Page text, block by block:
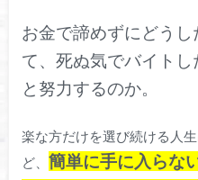
お金で諦めずにどう
て、死ぬ気でバイト
と努力するのか。
楽な方だけを選び続ける人
ど、 簡単に手に入らな